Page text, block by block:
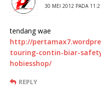
30 MEI 2012 PADA
tendang wae
http://
touring-contin-biar-
hobiesshop/
REPLY